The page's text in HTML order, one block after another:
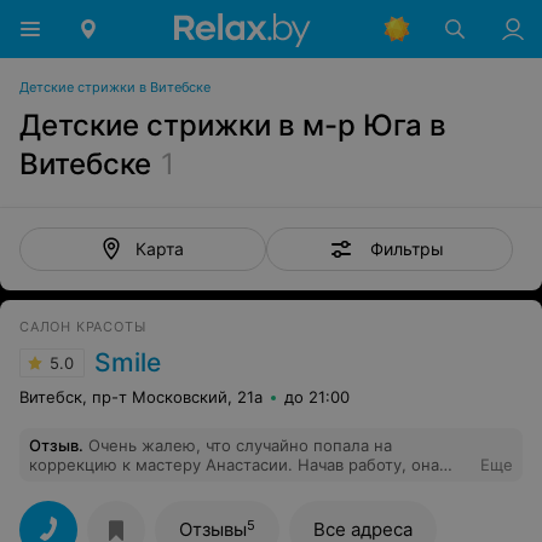
Детские стрижки в Витебске
Детские стрижки в м-р Юга в
Витебске 1
Карта Фильтры
САЛОН КРАСОТЫ
5.0 Smile
Витебск, пр-т Московский, 21а до 21:00
Отзыв. Очень жалею, что случайно попала на
коррекцию к мастеру Анастасии. Начав работу, она
(???), докучала вопросами, где я делала коррекцию
раньше. Она убеждала меня, что мой мастер (сейчас в
Еще
Отзывы5 Все адреса